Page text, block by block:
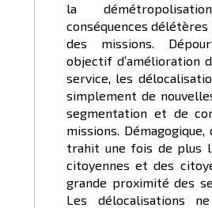
la
conséquences délétères
des missions.
objectif d’amélioration
service, les
simplement de
segmentation et de
missions.
trahit une fois de plus
citoyennes et des
grande proximité des
Les délocalisations